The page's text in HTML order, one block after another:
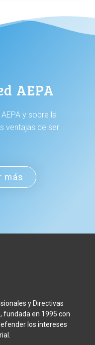
AEPA
y sobre la
ventajas de ser
más
y Directivas
fundada en 1995 con
los intereses